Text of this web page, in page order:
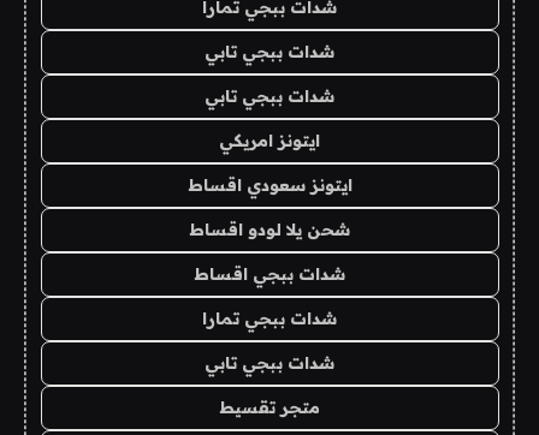
شدات ببجي تمارا
شدات ببجي تابي
شدات ببجي تابي
ايتونز امريكي
ايتونز سعودي اقساط
شحن يلا لودو اقساط
شدات ببجي اقساط
شدات ببجي تمارا
شدات ببجي تابي
متجر تقسيط